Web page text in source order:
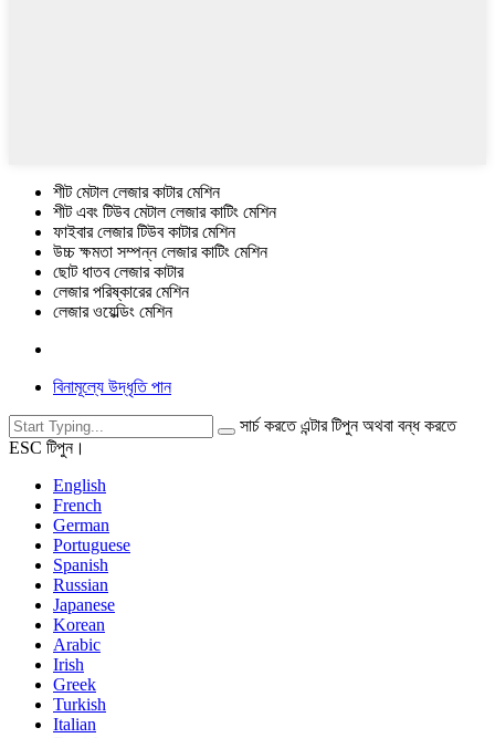
শীট মেটাল লেজার কাটার মেশিন
শীট এবং টিউব মেটাল লেজার কাটিং মেশিন
ফাইবার লেজার টিউব কাটার মেশিন
উচ্চ ক্ষমতা সম্পন্ন লেজার কাটিং মেশিন
ছোট ধাতব লেজার কাটার
লেজার পরিষ্কারের মেশিন
লেজার ওয়েল্ডিং মেশিন
বিনামূল্যে উদ্ধৃতি পান
সার্চ করতে এন্টার টিপুন অথবা বন্ধ করতে
ESC টিপুন।
English
French
German
Portuguese
Spanish
Russian
Japanese
Korean
Arabic
Irish
Greek
Turkish
Italian